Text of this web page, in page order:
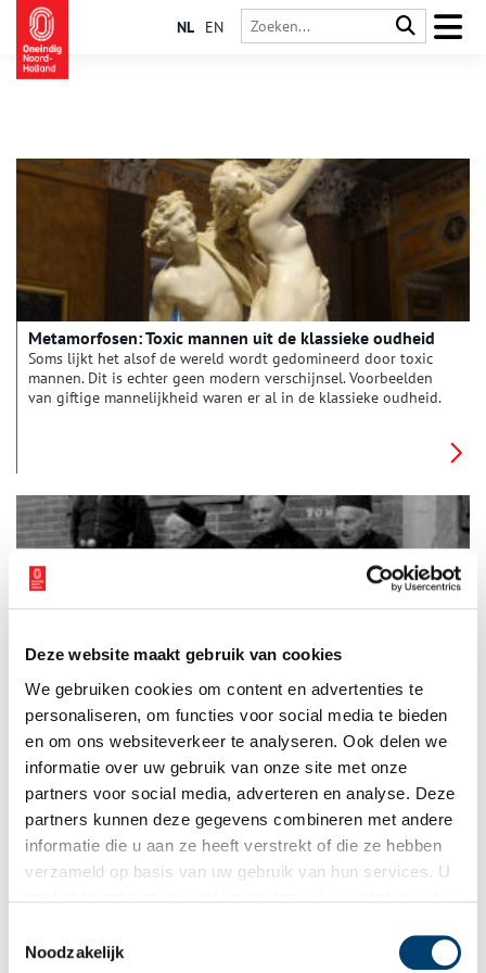
Deze website maakt gebruik van cookies
We gebruiken cookies om content en advertenties te
personaliseren, om functies voor social media te bieden
en om ons websiteverkeer te analyseren. Ook delen we
informatie over uw gebruik van onze site met onze
partners voor social media, adverteren en analyse. Deze
partners kunnen deze gegevens combineren met andere
informatie die u aan ze heeft verstrekt of die ze hebben
verzameld op basis van uw gebruik van hun services. U
Noodzakelijk
NL EN
Metamorfosen: Toxic mannen uit de klassieke oudheid
Soms lijkt het alsof de wereld wordt gedomineerd door toxic
mannen. Dit is echter geen modern verschijnsel. Voorbeelden
van giftige mannelijkheid waren er al in de klassieke oudheid.
dichtwerk bleek een onuitputtelijke bron van inspiratie voor
kunstenaars. Hoog tijd om een paar dramatische mythen en
bijbehorende kunstwerken uit te lichten.
Het zijn altijd hangjongeren die op straat problemen
veroorzaken. Of toch niet? Bejaarden met hun rollator of
scootmobiel kunnen er ook wat van. In menig winkelcentrum
is er zelfs een samenscholingsverbod voor deze
probleemgroep. Vroeger was dat wel anders. In veel dorpen
kregen ‘hangouderen’ hun eigen plek toegewezen. Nog steeds
zijn er in heel Nederland de zogenaamde ‘leugenbankjes’ te
vinden, aan de haven of op het dorpsplein.